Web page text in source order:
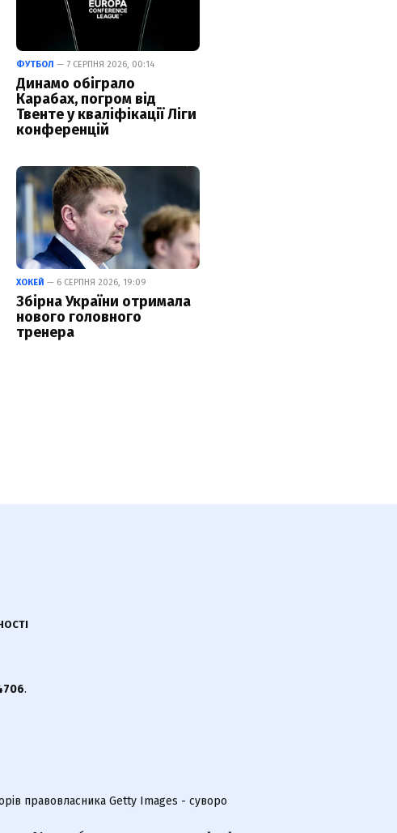
ФУТБОЛ — 7 СЕРПНЯ 2026, 00:14
Динамо обіграло
Карабах, погром від
Твенте у кваліфікації Ліги
конференцій
ХОКЕЙ — 6 СЕРПНЯ 2026, 19:09
Збірна України отримала
нового головного
тренера
.
правовласника Getty Images - суворо